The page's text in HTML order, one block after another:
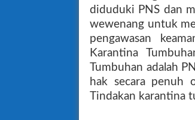
diduduki PNS dan
wewenang untuk
pengawasan
Karantina
Tumbuhan adalah
hak secara penuh
Tindakan karantina